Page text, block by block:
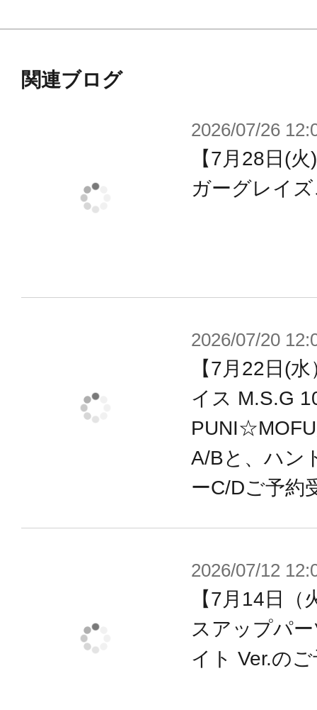
・ライフルホルダー
・腿リングアタッチメント(M／L)
・アタッチメントプラットフォーム
・2mm穴を3mm軸に変換するアダプ
・2mm軸を3mm軸に変換するアダプ
ミデバイスシリーズ内でも組み合わ
※本製品はオプションパーツです。
れません。メガミデバイスは(株)壽
※商品以外のフィギュアや銃は付属
※写真はイメージです。商品の仕様
※本製品はお客様ご自身で組み立て
関連ブログ
2026/07/26
【7月28日(
ガーグレイ
2026/07/20
【7月22日(
イス M.S.G
A/Bと、ハン
ーC/Dご予約
2026/07/12
【7月14日
スアップパ
イト Ver.の